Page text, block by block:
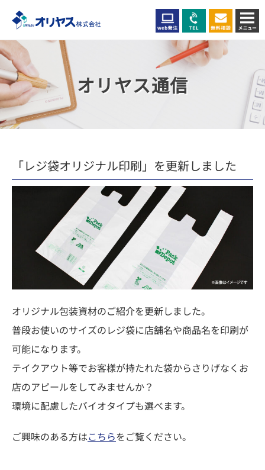
オリヤス通信
「レジ袋オリジナル印刷」を更新しました
オリジナル包装資材のご紹介を更新しました。
普段お使いのサイズのレジ袋に店舗名や商品名を印刷が
可能になります。
テイクアウト等でお客様が持たれた袋からさりげなくお
店のアピールをしてみませんか？
環境に配慮したバイオタイプも選べます。
ご興味のある方はこちらをご覧ください。